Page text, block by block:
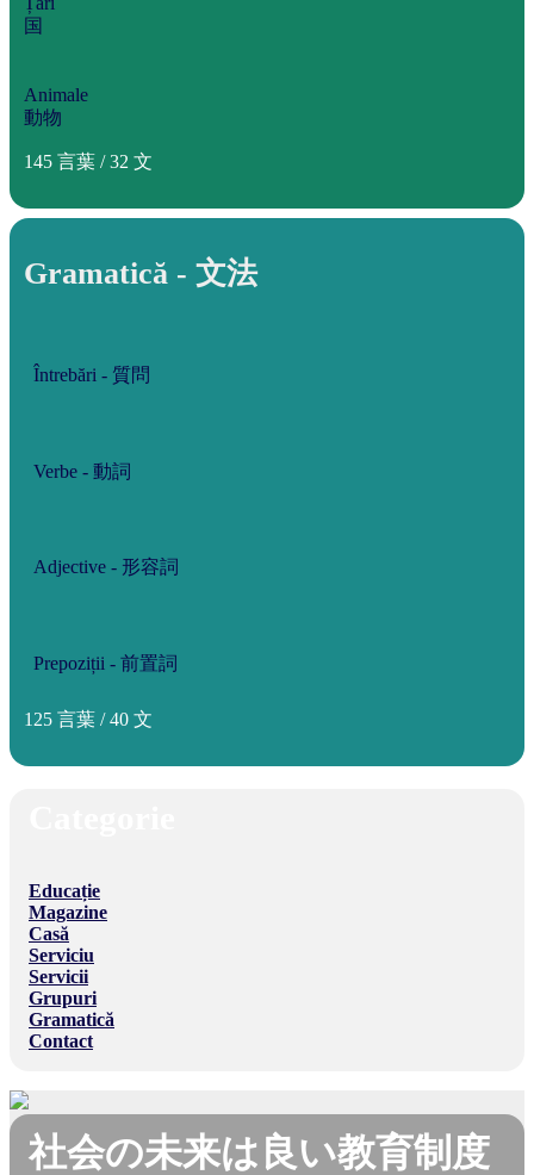
国
Animale
動物
145 言葉 / 32 文
Gramatică - 文法
Întrebări - 質問
Verbe - 動詞
Adjective - 形容詞
Prepoziții - 前置詞
125 言葉 / 40 文
Educație
Magazine
Casă
Serviciu
Servicii
Grupuri
Gramatică
Contact
社会の未来は良い教育制度